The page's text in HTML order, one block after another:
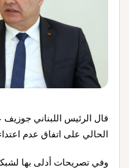
قال الرئيس اللبناني
الحالي على اتفاق عدم